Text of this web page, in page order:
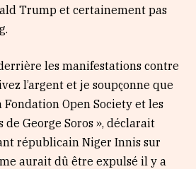
Trump et certainement pas
les manifestations contre
l’argent et je soupçonne que
Open Society et les
George Soros », déclarait
républicain Niger Innis sur
aurait dû être expulsé il y a